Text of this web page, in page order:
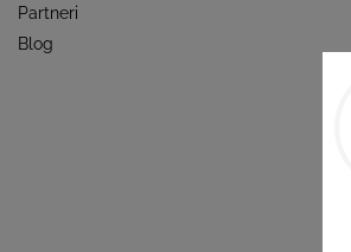
Partneri
Blog